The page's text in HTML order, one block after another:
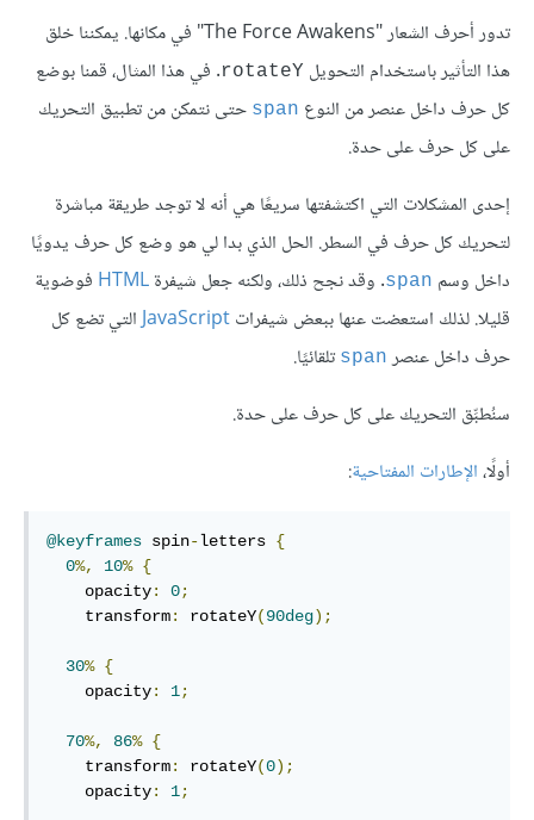
تدور أحرف الشعار "The Force Awakens" في مكانها. يمكننا خلق
هذا التأثير باستخدام التحويل rotateY. في هذا المثال، قمنا بوضع
كل حرف داخل عنصر من النوع span حتى نتمكن من تطبيق التحريك
على كل حرف على حدة.
إحدى المشكلات التي اكتشفتها سريعًا هي أنه لا توجد طريقة مباشرة
لتحريك كل حرف في السطر. الحل الذي بدا لي هو وضع كل حرف يدويًا
داخل وسم span. وقد نجح ذلك، ولكنه جعل شيفرةHTML فوضوية
قليلا. لذلك استعضت عنها ببعض شيفراتJavaScriptالتي تضع كل
حرف داخل عنصر span تلقائيًا.
سنُطبِّق التحريك على كل حرف على حدة.
أولًا،الإطارات المفتاحية:
@keyframes spin-letters {
0%, 10% {
    opacity
: 0;
    transform
: rotateY(90deg);
30% {
    opacity
: 1;
70%, 86% {
    transform
: rotateY(0);
    opacity
: 1;